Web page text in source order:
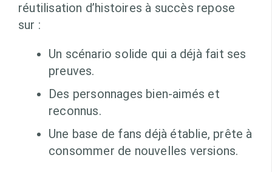
réutilisation d’histoires à succès repose
sur :
Un scénario solide qui a déjà fait ses
preuves.
Des personnages bien-aimés et
reconnus.
Une base de fans déjà établie, prête à
consommer de nouvelles versions.